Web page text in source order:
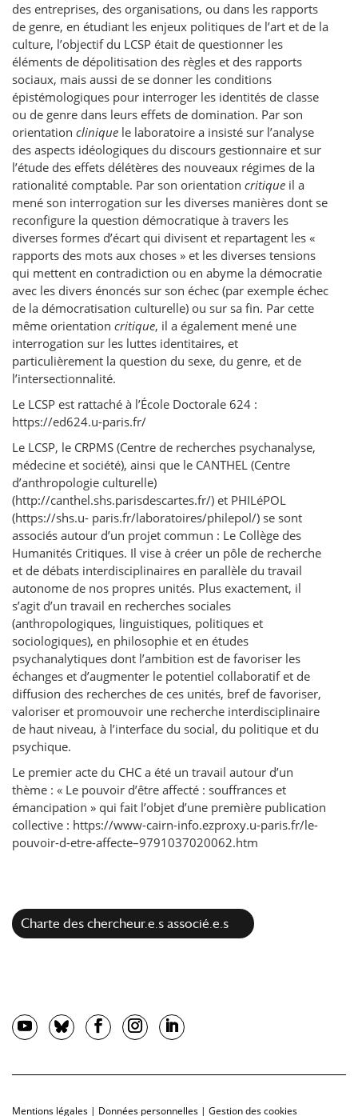
des entreprises, des organisations, ou dans les rapports
de genre, en étudiant les enjeux politiques de l’art et de la
culture, l’objectif du LCSP était de questionner les
éléments de dépolitisation des règles et des rapports
sociaux, mais aussi de se donner les conditions
épistémologiques pour interroger les identités de classe
ou de genre dans leurs effets de domination. Par son
orientation clinique le laboratoire a insisté sur l’analyse
des aspects idéologiques du discours gestionnaire et sur
l’étude des effets délétères des nouveaux régimes de la
rationalité comptable. Par son orientation critique il a
mené son interrogation sur les diverses manières dont se
reconfigure la question démocratique à travers les
diverses formes d’écart qui divisent et repartagent les «
rapports des mots aux choses » et les diverses tensions
qui mettent en contradiction ou en abyme la démocratie
avec les divers énoncés sur son échec (par exemple échec
de la démocratisation culturelle) ou sur sa fin. Par cette
même orientation critique, il a également mené une
interrogation sur les luttes identitaires, et
particulièrement la question du sexe, du genre, et de
l’intersectionnalité.
Le LCSP est rattaché à l’École Doctorale 624 :
https://ed624.u-paris.fr/
Le LCSP, le CRPMS (Centre de recherches psychanalyse,
médecine et société), ainsi que le CANTHEL (Centre
d’anthropologie culturelle)
(http://canthel.shs.parisdescartes.fr/) et PHILéPOL
(https://shs.u- paris.fr/laboratoires/philepol/) se sont
associés autour d’un projet commun : Le Collège des
Humanités Critiques. Il vise à créer un pôle de recherche
et de débats interdisciplinaires en parallèle du travail
autonome de nos propres unités. Plus exactement, il
s’agit d’un travail en recherches sociales
(anthropologiques, linguistiques, politiques et
sociologiques), en philosophie et en études
psychanalytiques dont l’ambition est de favoriser les
échanges et d’augmenter le potentiel collaboratif et de
diffusion des recherches de ces unités, bref de favoriser,
valoriser et promouvoir une recherche interdisciplinaire
de haut niveau, à l’interface du social, du politique et du
psychique.
Le premier acte du CHC a été un travail autour d’un
thème : « Le pouvoir d’être affecté : souffrances et
émancipation » qui fait l’objet d’une première publication
collective : https://www-cairn-info.ezproxy.u-paris.fr/le-
pouvoir-d-etre-affecte–9791037020062.htm
Charte des chercheur.e.s associé.e.s
Mentions légales | Données personnelles | Gestion des cookies